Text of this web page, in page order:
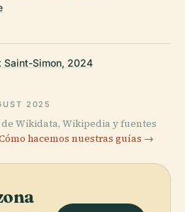
Saint-Simon, 2024
2025
Wikidata, Wikipedia y fuentes
hacemos nuestras guías →